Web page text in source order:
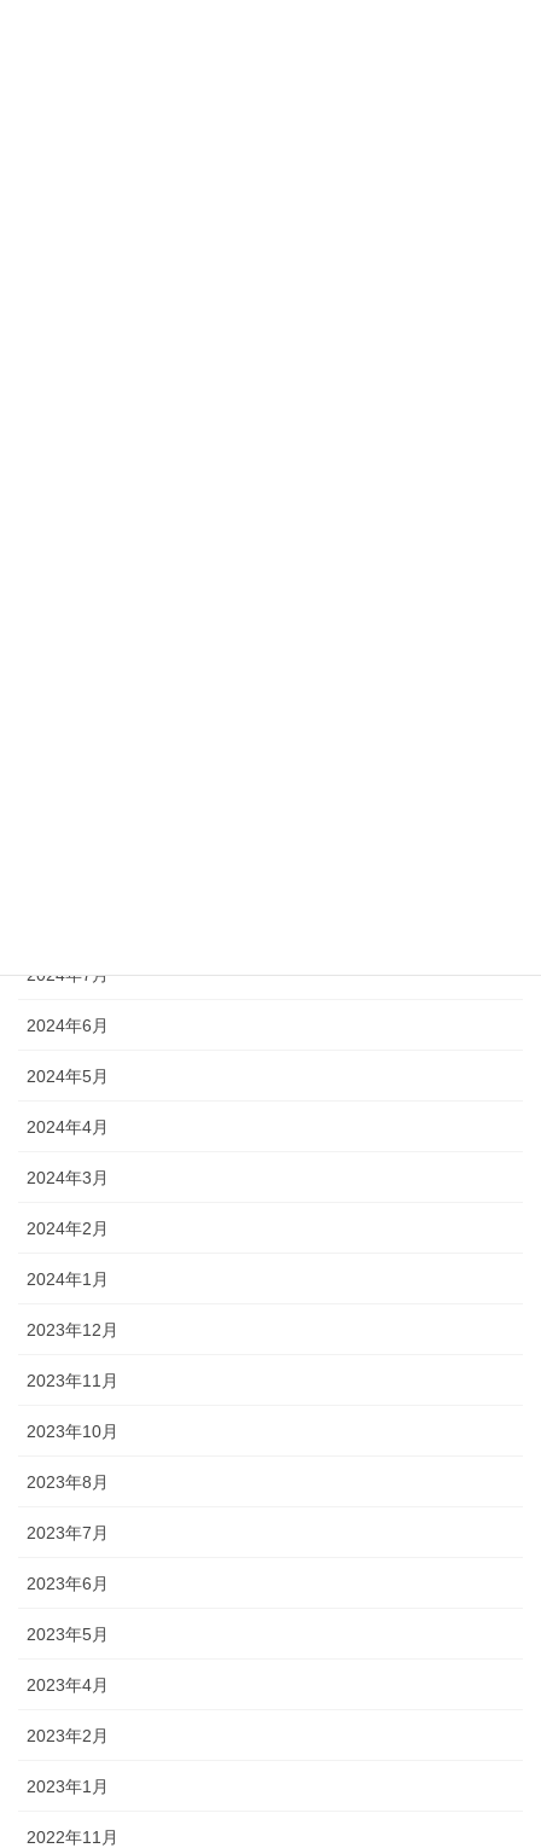
2024年7月
2024年6月
2024年5月
2024年4月
2024年3月
2024年2月
2024年1月
2023年12月
2023年11月
2023年10月
2023年8月
2023年7月
2023年6月
2023年5月
2023年4月
2023年2月
2023年1月
2022年11月